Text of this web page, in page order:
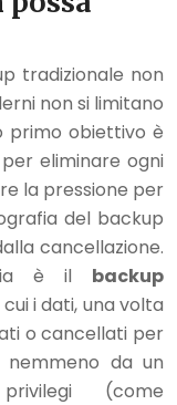
tradizionale non
non si limitano
primo obiettivo è
eliminare ogni
la pressione per
del backup
cancellazione.
è il backup
i dati, una volta
o cancellati per
da un
(come